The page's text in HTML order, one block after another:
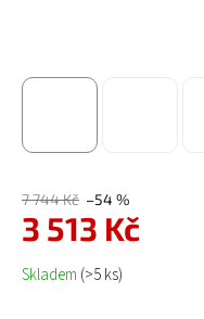
7 744 Kč –54 %
3 513 Kč
Měrná cena:
Skladem (>5 ks)